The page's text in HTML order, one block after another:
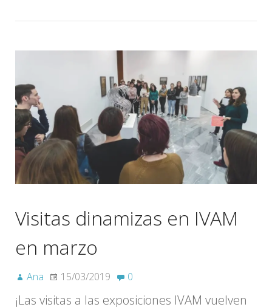
Visitas dinamizas en IVAM
en marzo
Ana 15/03/2019 0
¡Las visitas a las exposiciones IVAM vuelven